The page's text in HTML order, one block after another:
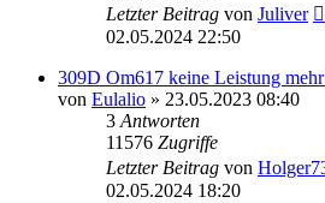
Letzter Beitrag von Juliver
02.05.2024 22:50
309D Om617 keine Leistung
von Eulalio » 23.05.2023 08:40
3 Antworten
11576 Zugriffe
Letzter Beitrag von
02.05.2024 18:20